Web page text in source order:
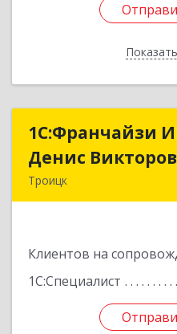
1C:Франчайзи
Денис
Троицк
Клиентов на
1С:Специалист